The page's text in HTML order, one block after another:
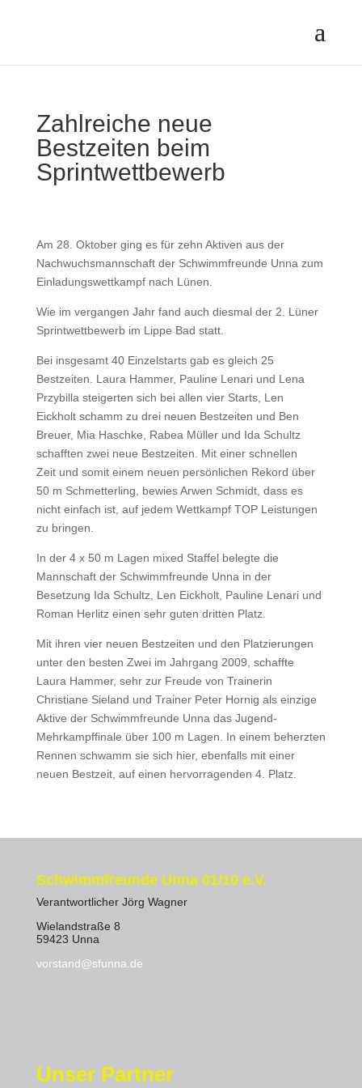
Zahlreiche neue
Bestzeiten beim
Sprintwettbewerb
Am 28. Oktober ging es für zehn Aktiven aus der
Nachwuchsmannschaft der Schwimmfreunde Unna zum
Einladungswettkampf nach Lünen.
Wie im vergangen Jahr fand auch diesmal der 2. Lüner
Sprintwettbewerb im Lippe Bad statt.
Bei insgesamt 40 Einzelstarts gab es gleich 25
Bestzeiten. Laura Hammer, Pauline Lenari und Lena
Przybilla steigerten sich bei allen vier Starts, Len
Eickholt schamm zu drei neuen Bestzeiten und Ben
Breuer, Mia Haschke, Rabea Müller und Ida Schultz
schafften zwei neue Bestzeiten. Mit einer schnellen
Zeit und somit einem neuen persönlichen Rekord über
50 m Schmetterling, bewies Arwen Schmidt, dass es
nicht einfach ist, auf jedem Wettkampf TOP Leistungen
zu bringen.
In der 4 x 50 m Lagen mixed Staffel belegte die
Mannschaft der Schwimmfreunde Unna in der
Besetzung Ida Schultz, Len Eickholt, Pauline Lenari und
Roman Herlitz einen sehr guten dritten Platz.
Mit ihren vier neuen Bestzeiten und den Platzierungen
unter den besten Zwei im Jahrgang 2009, schaffte
Laura Hammer, sehr zur Freude von Trainerin
Christiane Sieland und Trainer Peter Hornig als einzige
Aktive der Schwimmfreunde Unna das Jugend-
Mehrkampffinale über 100 m Lagen. In einem beherzten
Rennen schwamm sie sich hier, ebenfalls mit einer
neuen Bestzeit, auf einen hervorragenden 4. Platz.
Schwimmfreunde Unna 01/10 e.V.
Verantwortlicher Jörg Wagner
Wielandstraße 8
59423 Unna
vorstand@sfunna.de
Unser Partner